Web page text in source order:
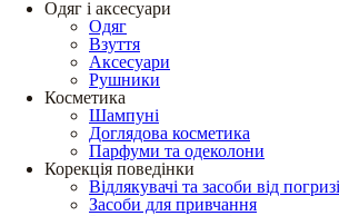
Одяг і аксесуари
Одяг
Взуття
Аксесуари
Рушники
Косметика
Шампуні
Доглядова косметика
Парфуми та одеколони
Корекція поведінки
Відлякувачі та засоби від
Засоби для привчання